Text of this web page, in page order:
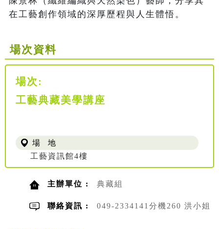
在工藝創作領域的深厚歷程與人生體悟。
場次資料
場次:
工藝典藏美學講座
場 地
工藝資訊館4樓
主辦單位 : 典藏組
聯絡資訊 : 049-2334141分機260 洪小姐